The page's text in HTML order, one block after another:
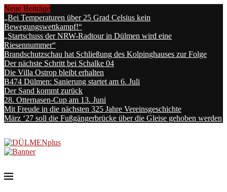
Neue Beiträge
„Bei Temperaturen über 25 Grad Celsius kein
Bewegungswettkampf!“
„Startschuss der NRW-Radtour in Dülmen wird eine
Riesennummer“
Brandschutzschau hat Schließung des Kolpinghauses zur Folge
Der nächste Schritt bei Schalke 04
Die Villa Ostrop bleibt erhalten
B474 Dülmen: Sanierung startet am 6. Juli
Der Sand kommt zurück
28. Otternasen-Cup am 13. Juni
Mit Freude in die nächsten 325 Jahre Vereinsgeschichte
März ‘27 soll die Fußgängerbrücke über die Gleise gehoben werden